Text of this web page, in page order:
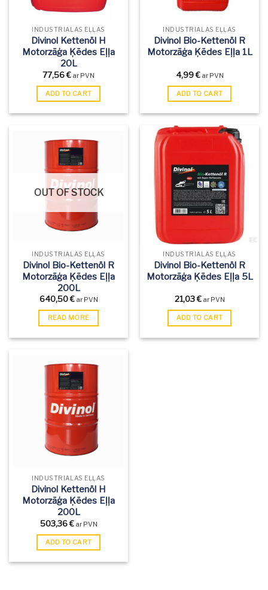
INDUSTRIĀLĀS EĻĻAS
Divinol Kettenöl H
Motorzāģa Ķēdes Eļļa
20L
77,56€ ar PVN
ADD TO CART
INDUSTRIĀLĀS EĻĻAS
Divinol Bio-Kettenöl R
Motorzāģa Ķēdes Eļļa 1L
4,99€ ar PVN
ADD TO CART
OUT OF STOCK
INDUSTRIĀLĀS EĻĻAS
Divinol Bio-Kettenöl R
Motorzāģa Ķēdes Eļļa
200L
640,50€ ar PVN
READ MORE
INDUSTRIĀLĀS EĻĻAS
Divinol Bio-Kettenöl R
Motorzāģa Ķēdes Eļļa 5L
21,03€ ar PVN
ADD TO CART
INDUSTRIĀLĀS EĻĻAS
Divinol Kettenöl H
Motorzāģa Ķēdes Eļļa
200L
503,36€ ar PVN
ADD TO CART